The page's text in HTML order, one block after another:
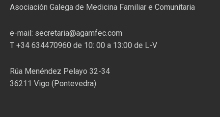
Asociación Galega de Medicina Familiar e Comunitaria
e-mail: secretaria@agamfec.com
T +34 634470960 de 10: 00 a 13:00 de L-V
Rúa Menéndez Pelayo 32-34
36211 Vigo (Pontevedra)